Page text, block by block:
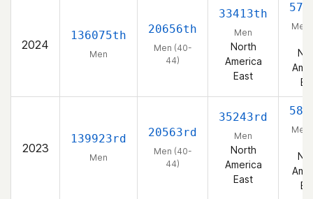
2024
136075th
Men
20656th
Men (40-
44)
33413th
Men
North
America
East
Men
2023
139923rd
Men
20563rd
Men (40-
44)
35243rd
Men
North
America
East
Men